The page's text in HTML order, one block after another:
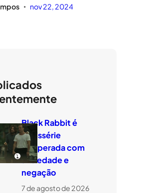
• nov 22, 2024
Black Rabbit é
minissérie
temperada com
ansiedade e
negação
7 de agosto de 2026